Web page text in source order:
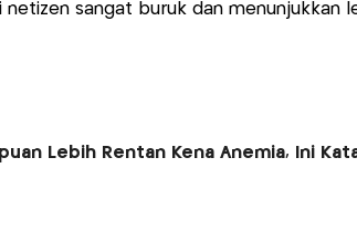
netizen sangat buruk dan menunjukkan
Lebih Rentan Kena Anemia, Ini